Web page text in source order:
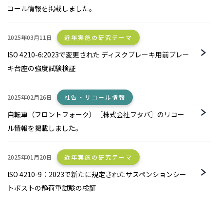
コール情報を掲載しました。
2025年03月11日 近年実施の研究テーマ
ISO 4210-6:2023で変更された ディスクブレーキ用前ブレー
キ台座の強度試験検証
2025年02月26日 社告・リコール情報
自転車（フロントフォーク）［株式会社フタバ］のリコー
ル情報を掲載しました。
2025年01月20日 近年実施の研究テーマ
ISO 4210-9：2023で新たに規定されたサスペンションシー
トポストの静荷重試験の検証